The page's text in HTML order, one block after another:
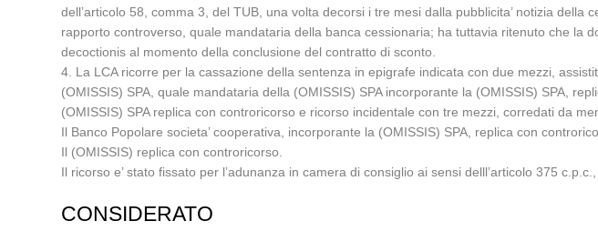
dell’articolo 58, comma 3, del TUB, una volta decorsi i tre mesi dalla pubblicita’ notizia
rapporto controverso, quale mandataria della banca cessionaria; ha tuttavia ritenuto che la
decoctionis al momento della conclusione del contratto di sconto.
4. La LCA ricorre per la cassazione della sentenza in epigrafe indicata con due mezzi,
(OMISSIS) SPA, quale mandataria della (OMISSIS) SPA incorporante la (OMISSIS) SPA,
(OMISSIS) SPA replica con controricorso e ricorso incidentale con tre mezzi, corredati da
Il Banco Popolare societa’ cooperativa, incorporante la (OMISSIS) SPA, replica con
Il (OMISSIS) replica con controricorso.
Il ricorso e’ stato fissato per l’adunanza in camera di consiglio ai sensi delll’articolo 375
CONSIDERATO